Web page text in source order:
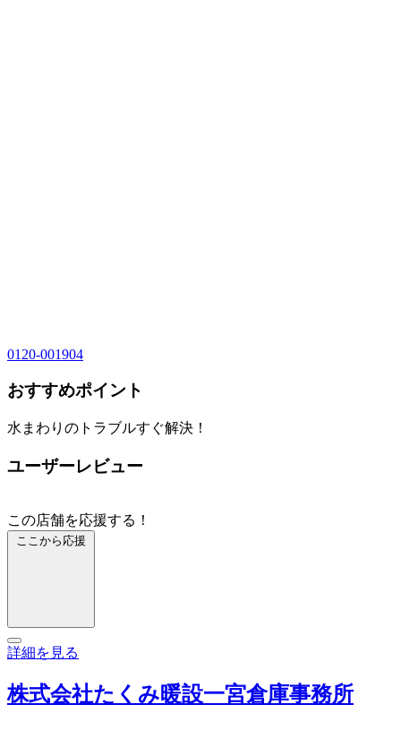
0120-001904
おすすめポイント
水まわりのトラブルすぐ解決！
ユーザーレビュー
この店舗を応援する！
ここから応援
詳細を見る
株式会社たくみ暖設一宮倉庫事務所